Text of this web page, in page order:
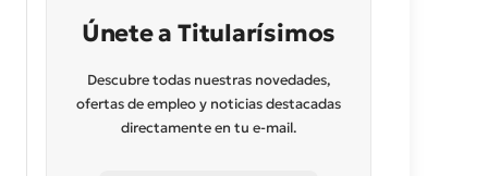
Únete a Titularísimos
Descubre todas nuestras novedades,
ofertas de empleo y noticias destacadas
directamente en tu e-mail.